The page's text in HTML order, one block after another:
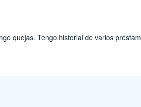
quejas. Tengo historial de varios